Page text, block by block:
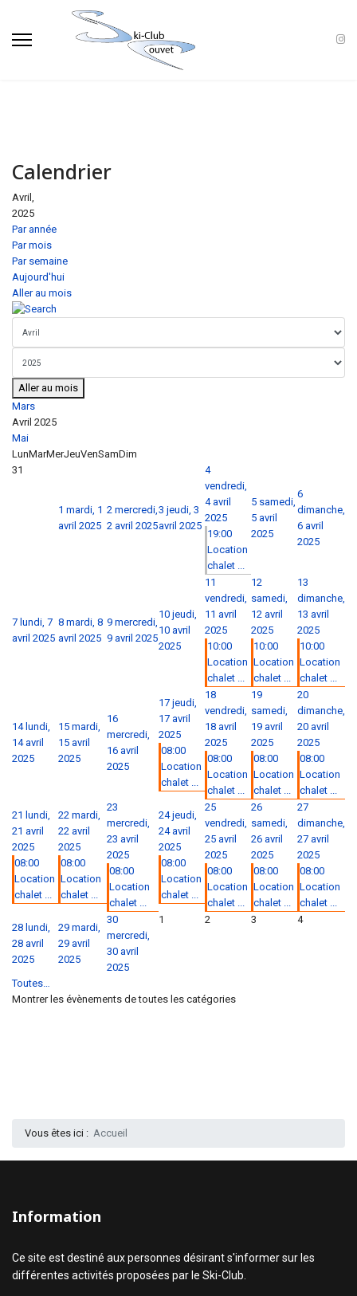
Calendrier
Avril,
2025
Par année
Par mois
Par semaine
Aujourd'hui
Aller au mois
Aller au mois
Mars
Avril 2025
Mai
LunMarMerJeuVenSamDim
31
1 mardi, 1
avril 2025
2 mercredi,
2 avril 2025
3 jeudi, 3
avril 2025
4
vendredi,
4 avril
2025
19:00
Location
chalet ...
5 samedi,
5 avril
2025
6
dimanche,
6 avril
2025
7 lundi, 7
avril 2025
8 mardi, 8
avril 2025
9 mercredi,
9 avril 2025
10 jeudi,
10 avril
2025
11
vendredi,
11 avril
2025
10:00
Location
chalet ...
12
samedi,
12 avril
2025
10:00
Location
chalet ...
13
dimanche,
13 avril
2025
10:00
Location
chalet ...
14 lundi,
14 avril
2025
15 mardi,
15 avril
2025
16
mercredi,
16 avril
2025
17 jeudi,
17 avril
2025
08:00
Location
chalet ...
18
vendredi,
18 avril
2025
08:00
Location
chalet ...
19
samedi,
19 avril
2025
08:00
Location
chalet ...
20
dimanche,
20 avril
2025
08:00
Location
chalet ...
21 lundi,
21 avril
2025
08:00
Location
chalet ...
22 mardi,
22 avril
2025
08:00
Location
chalet ...
23
mercredi,
23 avril
2025
08:00
Location
chalet ...
24 jeudi,
24 avril
2025
08:00
Location
chalet ...
25
vendredi,
25 avril
2025
08:00
Location
chalet ...
26
samedi,
26 avril
2025
08:00
Location
chalet ...
27
dimanche,
27 avril
2025
08:00
Location
chalet ...
28 lundi,
28 avril
2025
29 mardi,
29 avril
2025
30
mercredi,
30 avril
2025
1 2 3 4
Toutes…
Montrer les évènements de toutes les catégories
Vous êtes ici : Accueil
Information
Ce site est destiné aux personnes désirant s'informer sur les
différentes activités proposées par le Ski-Club.